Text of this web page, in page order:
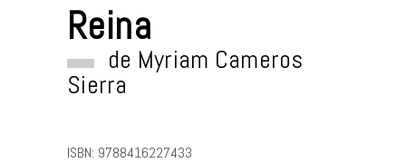
Reina
de Myriam Cameros
Sierra
ISBN: 9788416227433